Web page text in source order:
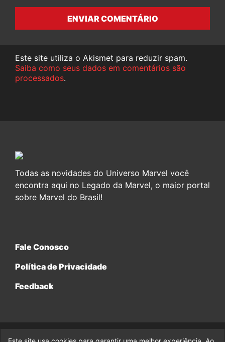
ENVIAR COMENTÁRIO
Este site utiliza o Akismet para reduzir spam.
Saiba como seus dados em comentários são
processados.
Todas as novidades do Universo Marvel você
encontra aqui no Legado da Marvel, o maior portal
sobre Marvel do Brasil!
Fale Conosco
Política de Privacidade
Feedback